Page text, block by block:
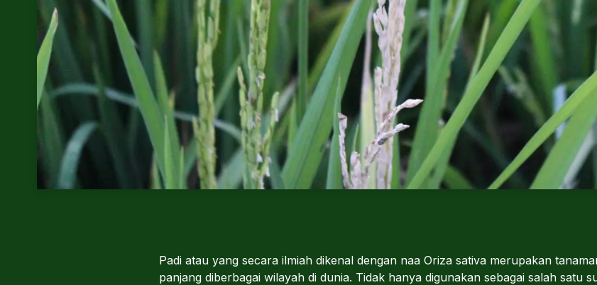
Padi atau yang secara ilmiah dikenal dengan naa Oriza sativa merupakan
panjang diberbagai wilayah di dunia. Tidak hanya digunakan sebagai salah satu